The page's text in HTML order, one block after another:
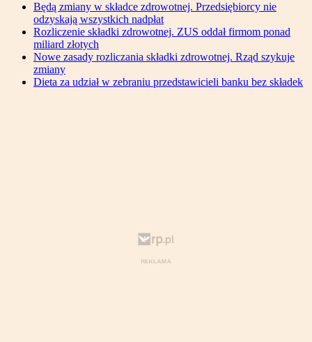
Będą zmiany w składce zdrowotnej. Przedsiębiorcy nie
odzyskają wszystkich nadpłat
Rozliczenie składki zdrowotnej. ZUS oddał firmom ponad
miliard złotych
Nowe zasady rozliczania składki zdrowotnej. Rząd szykuje
zmiany
Dieta za udział w zebraniu przedstawicieli banku bez składek